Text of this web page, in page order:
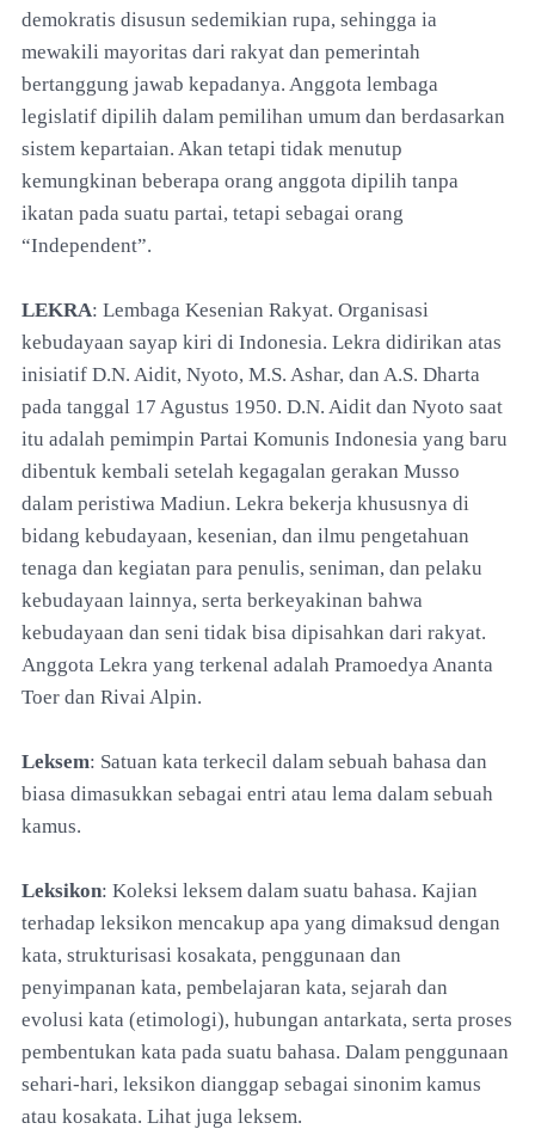
demokratis disusun sedemikian rupa, sehingga ia
mewakili mayoritas dari rakyat dan pemerintah
bertanggung jawab kepadanya. Anggota lembaga
legislatif dipilih dalam pemilihan umum dan berdasarkan
sistem kepartaian. Akan tetapi tidak menutup
kemungkinan beberapa orang anggota dipilih tanpa
ikatan pada suatu partai, tetapi sebagai orang
“Independent”.
LEKRA: Lembaga Kesenian Rakyat. Organisasi
kebudayaan sayap kiri di Indonesia. Lekra didirikan atas
inisiatif D.N. Aidit, Nyoto, M.S. Ashar, dan A.S. Dharta
pada tanggal 17 Agustus 1950. D.N. Aidit dan Nyoto saat
itu adalah pemimpin Partai Komunis Indonesia yang baru
dibentuk kembali setelah kegagalan gerakan Musso
dalam peristiwa Madiun. Lekra bekerja khususnya di
bidang kebudayaan, kesenian, dan ilmu pengetahuan
tenaga dan kegiatan para penulis, seniman, dan pelaku
kebudayaan lainnya, serta berkeyakinan bahwa
kebudayaan dan seni tidak bisa dipisahkan dari rakyat.
Anggota Lekra yang terkenal adalah Pramoedya Ananta
Toer dan Rivai Alpin.
Leksem: Satuan kata terkecil dalam sebuah bahasa dan
biasa dimasukkan sebagai entri atau lema dalam sebuah
kamus.
Leksikon: Koleksi leksem dalam suatu bahasa. Kajian
terhadap leksikon mencakup apa yang dimaksud dengan
kata, strukturisasi kosakata, penggunaan dan
penyimpanan kata, pembelajaran kata, sejarah dan
evolusi kata (etimologi), hubungan antarkata, serta proses
pembentukan kata pada suatu bahasa. Dalam penggunaan
sehari-hari, leksikon dianggap sebagai sinonim kamus
atau kosakata. Lihat juga leksem.